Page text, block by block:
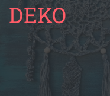
DEKO